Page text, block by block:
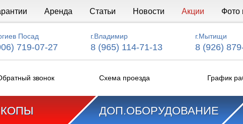
Аренда Статьи Новости Акции Фото
Посад
719-07-27
г.Владимир
8 (965) 114-71-13
г.Мытищи
8 (926)
звонок Схема проезда График
ДОП.ОБОРУДОВАНИЕ